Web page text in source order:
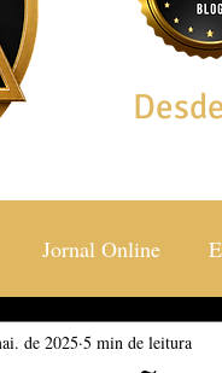
Jornal Online
& Estilos
de 2025 5 min de leitura